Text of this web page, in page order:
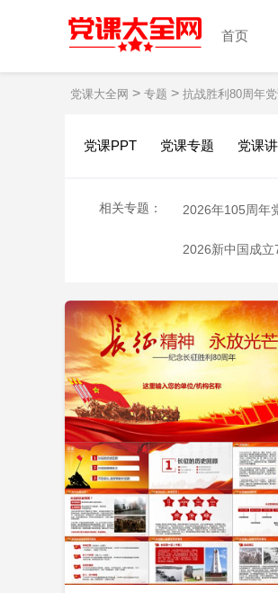
首页
党课大全网 > 专题 > 抗战胜利80周年
党课PPT 党课专题 党课
相关专题： 2026年105周年
2026新中国成
2026抗战党史心
2026全民国家
2026全民国家
2026全民国家
2026七一讲话一